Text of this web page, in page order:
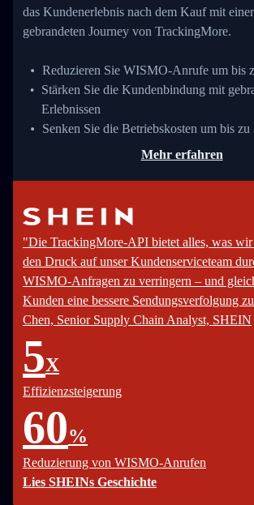
das Kundenerlebnis nach dem Kauf mit
gebrandeten Journey von TrackingMore.
Reduzieren Sie WISMO-Anrufe um bis
Stärken Sie die Kundenbindung mit
Erlebnissen
Senken Sie die Betriebskosten um bis zu
Mehr erfahren
"Die TrackingMore-API bietet alles, was wir
den Druck auf unser Kundenserviceteam
WISMO-Anfragen zu verringern – und
Kunden eine bessere Sendungsverfolgung
Chen, Senior Supply Chain Analyst, SHEIN
5X
Effizienzsteigerung
60%
Reduzierung von WISMO-Anrufen
Lies SHEINs Geschichte